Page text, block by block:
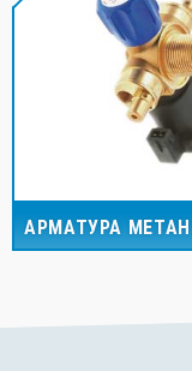
АРМАТУРА МЕТАН